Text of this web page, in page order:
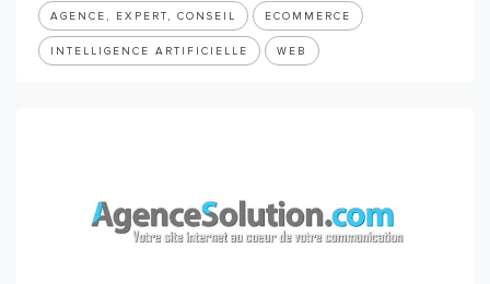
AGENCE, EXPERT, CONSEIL ECOMMERCE
INTELLIGENCE ARTIFICIELLE WEB